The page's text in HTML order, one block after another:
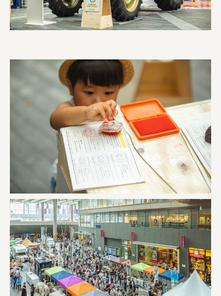
福島県商工会連合会
京セラ株式会社
土佐しらす食堂二万匹
オーナークライアント 日南市／設計・施工 株式会社乃
株式会社美らイチゴ
amirisu株式会社
SPACE COTAN株式会社 / 大樹町役場企画商工課航空宇
クワトロ Quattro
株式会社オレンジページ​
フジ物産株式会社
ユウキ食品株式会社, 株式会社ビーツ
お茶と酒たすき
野村不動産ビルディング株式会社
大堀相馬焼陶吉郎窯